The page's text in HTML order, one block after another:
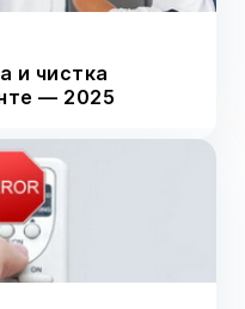
и чистка
— 2025